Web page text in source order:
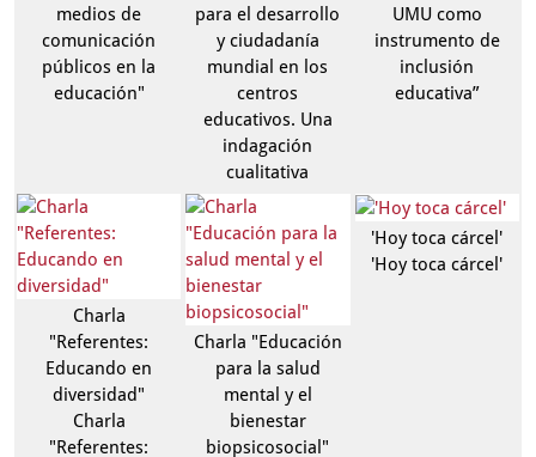
medios de
comunicación
públicos en la
educación"
para el desarrollo
y ciudadanía
mundial en los
centros
educativos. Una
indagación
cualitativa
UMU como
instrumento de
inclusión
educativa”
Charla
"Referentes:
Educando en
diversidad"
Charla
"Referentes:
Charla "Educación
para la salud
mental y el
bienestar
biopsicosocial"
'Hoy toca cárcel'
'Hoy toca cárcel'